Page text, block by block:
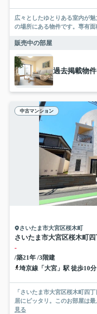
広々としたゆとりある室内が
の場所にある物件です。専有
販売中の部屋
過去掲載物件
中古マンション
さいたま市大宮区桜木町
さいたま市大宮区桜木町
-
/築21年 /3階建
埼京線「大宮」駅 徒歩10分
「さいたま市大宮区桜木町四
居にピッタリ。このお部屋は
見る